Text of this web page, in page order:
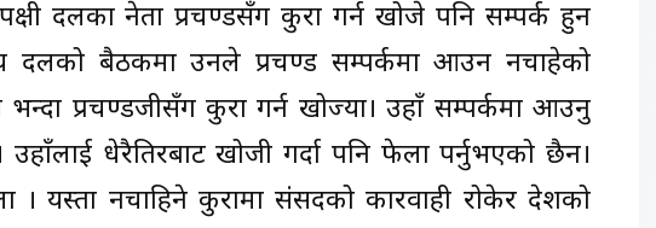
दलका नेता प्रचण्डसँग कुरा गर्न खोजे पनि सम्पर्क हुन
दलको बैठकमा उनले प्रचण्ड सम्पर्कमा आउन नचाहेको
प्रचण्डजीसँग कुरा गर्न खोज्या। उहाँ सम्पर्कमा आउनु
धेरैतिरबाट खोजी गर्दा पनि फेला पर्नुभएको छैन।
। यस्ता नचाहिने कुरामा संसदको कारवाही रोकेर देशको